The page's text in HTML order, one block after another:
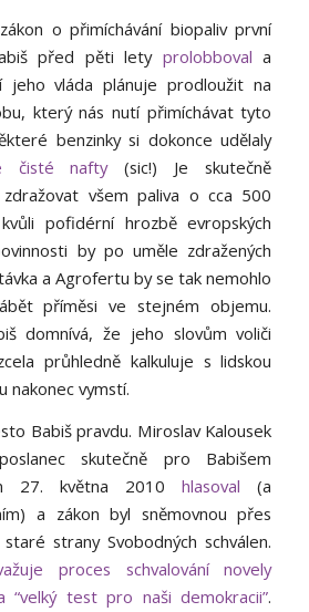
o přimíchávání biopaliv první
před pěti lety prolobboval a
jeho vláda plánuje prodloužit na
který nás nutí přimíchávat tyto
benzinky si dokonce udělaly
čisté nafty(sic!) Je skutečně
všem paliva o cca 500
pofidérní hrozbě evropských
by po uměle zdražených
a Agrofertu by se tak nemohlo
příměsi ve stejném objemu.
domnívá, že jeho slovům voliči
průhledně kalkuluje s lidskou
nakonec vymstí.
Babiš pravdu. Miroslav Kalousek
skutečně pro Babišem
27. května 2010hlasoval (a
a zákon byl sněmovnou přes
strany Svobodných schválen.
proces schvalování novely
“velký test pro naši demokracii”.